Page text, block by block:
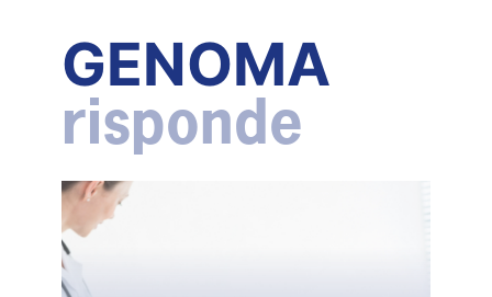
GENOMA
risponde